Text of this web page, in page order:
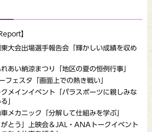
】
大会出場選手報告会「輝かしい成績を収め
れあい納涼まつり「地区の夏の恒例行事」
フェスタ「画面上での熱き戦い」
メインイベント「パラスポーツに親しみな
」
メカニック「分解して仕組みを学ぶ」
がとう」上映会＆JAL・ANAトークイベント